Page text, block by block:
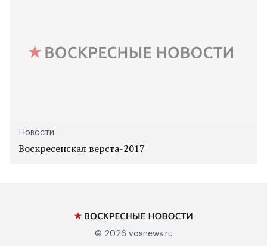
Новости
Воскресенская верста-2017
© 2026 vosnews.ru